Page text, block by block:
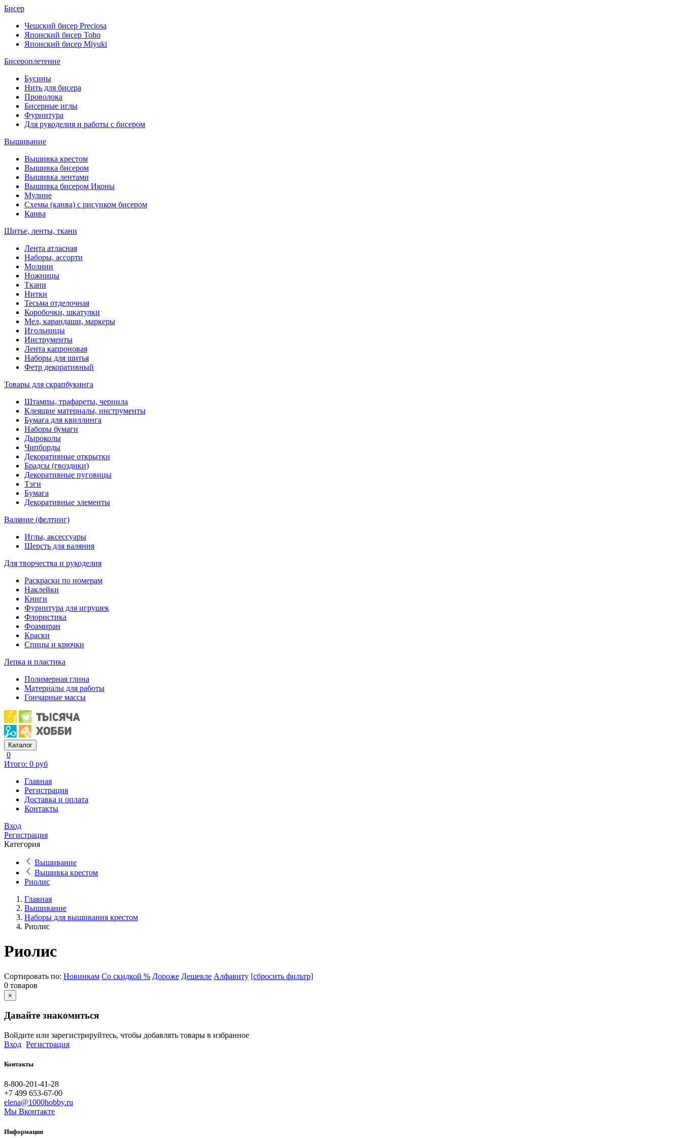
Бисер
Чешский бисер Preciosa
Японский бисер Toho
Японский бисер Miyuki
Бисероплетение
Бусины
Нить для бисера
Проволока
Бисерные иглы
Фурнитура
Для рукоделия и работы с бисером
Вышивание
Вышивка крестом
Вышивка бисером
Вышивка лентами
Вышивка бисером Иконы
Мулине
Схемы (канва) с рисунком бисером
Канва
Шитье, ленты, ткани
Лента атласная
Наборы, ассорти
Молнии
Ножницы
Ткани
Нитки
Тесьма отделочная
Коробочки, шкатулки
Мел, карандаши, маркеры
Игольницы
Инструменты
Лента капроновая
Наборы для шитья
Фетр декоративный
Товары для скрапбукинга
Штампы, трафареты, чернила
Клеящие материалы, инструменты
Бумага для квиллинга
Наборы бумаги
Дыроколы
Чипборды
Декоративные открытки
Брадсы (гвоздики)
Декоративные пуговицы
Тэги
Бумага
Декоративные элементы
Валяние (фелтинг)
Иглы, аксессуары
Шерсть для валяния
Для творчества и рукоделия
Раскраски по номерам
Наклейки
Книги
Фурнитура для игрушек
Флористика
Фоамиран
Краски
Спицы и крючки
Лепка и пластика
Полимерная глина
Материалы для работы
Гончарные массы
Каталог
0
Итого: 0 руб
Главная
Регистрация
Доставка и оплата
Контакты
Вход
Регистрация
Категория
Вышивание
Вышивка крестом
Риолис
Главная
Вышивание
Наборы для вышивания крестом
Риолис
Риолис
Сортировать по: Новинкам Со скидкой % Дороже Дешевле Алфавиту [сбросить фильтр]
0 товаров
×
Давайте знакомиться
Войдите или зарегистрируйтесь, чтобы добавлять товары в избранное
Вход Регистрация
Контакты
8-800-201-41-28
+7 499 653-67-00
elena@1000hobby.ru
Мы Вконтакте
Информация